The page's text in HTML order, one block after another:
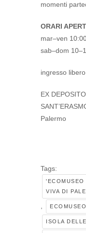
momenti
ORARI
mar–ven
sab–dom
ingresso libero
EX
Palermo
Tags:
'ECOMUSEO
VIVA DI
ISOLA